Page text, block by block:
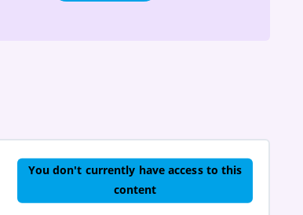
You don't currently have access to this
content